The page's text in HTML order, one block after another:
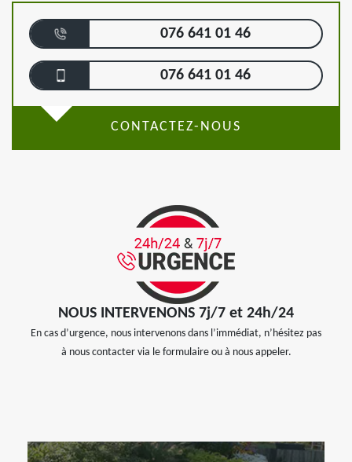
076 641 01 46
076 641 01 46
CONTACTEZ-NOUS
NOUS INTERVENONS 7j/7 et 24h/24
En cas d’urgence, nous intervenons dans l’immédiat, n’hésitez pas
à nous contacter via le formulaire ou à nous appeler.